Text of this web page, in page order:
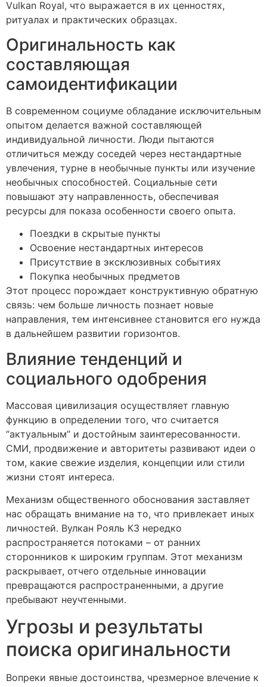
Vulkan Royal, что выражается в их ценностях,
ритуалах и практических образцах.
Оригинальность как
составляющая
самоидентификации
В современном социуме обладание исключительным
опытом делается важной составляющей
индивидуальной личности. Люди пытаются
отличиться между соседей через нестандартные
увлечения, турне в необычные пункты или изучение
необычных способностей. Социальные сети
повышают эту направленность, обеспечивая
ресурсы для показа особенности своего опыта.
Поездки в скрытые пункты
Освоение нестандартных интересов
Присутствие в эксклюзивных событиях
Покупка необычных предметов
Этот процесс порождает конструктивную обратную
связь: чем больше личность познает новые
направления, тем интенсивнее становится его нужда
в дальнейшем развитии горизонтов.
Влияние тенденций и
социального одобрения
Массовая цивилизация осуществляет главную
функцию в определении того, что считается
“актуальным” и достойным заинтересованности.
СМИ, продвижение и авторитеты развивают идеи о
том, какие свежие изделия, концепции или стили
жизни стоят интереса.
Механизм общественного обоснования заставляет
нас обращать внимание на то, что привлекает иных
личностей. Вулкан Рояль КЗ нередко
распространяется потоками – от ранних
сторонников к широким группам. Этот механизм
раскрывает, отчего отдельные инновации
превращаются распространенными, а другие
пребывают неучтенными.
Угрозы и результаты
поиска оригинальности
Вопреки явные достоинства, чрезмерное влечение к